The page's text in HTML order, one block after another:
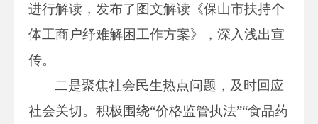
进行解读，发布了图文解读《保山市扶持个
体工商户纾难解困工作方案》，深入浅出宣
传。
二是聚焦社会民生热点问题，及时回应
社会关切。积极围绕“价格监管执法”“食品药